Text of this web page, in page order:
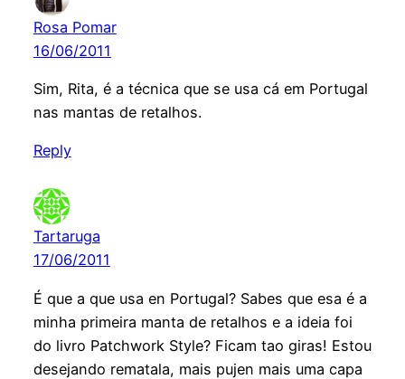
Rosa Pomar
16/06/2011
Sim, Rita, é a técnica que se usa cá em Portugal
nas mantas de retalhos.
Reply
Tartaruga
17/06/2011
É que a que usa en Portugal? Sabes que esa é a
minha primeira manta de retalhos e a ideia foi
do livro Patchwork Style? Ficam tao giras! Estou
desejando rematala, mais pujen mais uma capa